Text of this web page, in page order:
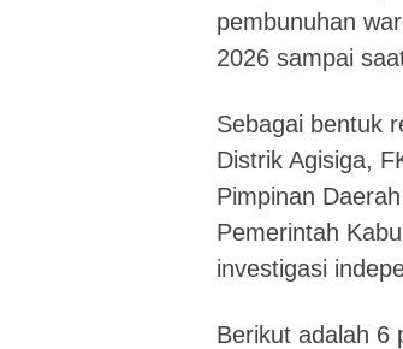
pembunuhan
2026 sampai
Sebagai bentuk
Distrik Agisiga,
Pimpinan
Pemerintah
investigasi
Berikut adalah 6